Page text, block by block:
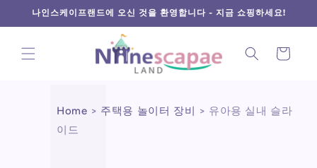
로 건너
뛰기
나인스케이프랜드에 오신 것을 환영합니다 - 지금 쇼핑하세요!
트
Home > 주택용 놀이터 장비 > 유아용 실내 슬라
이드